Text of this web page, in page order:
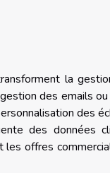
la
des emails
des
des données
les offres